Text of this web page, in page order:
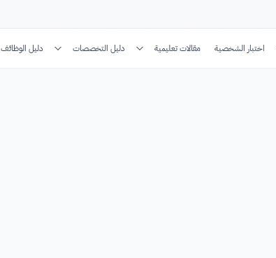
اختبار الشخصية مقالات تعليمية دليل التخصصات دليل الوظائف